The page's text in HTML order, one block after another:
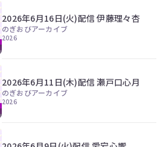
2026年6月16日(火)配信 伊藤理々杏
のぎおびアーカイブ
2026
2026年6月11日(木)配信 瀬戸口心月
のぎおびアーカイブ
2026